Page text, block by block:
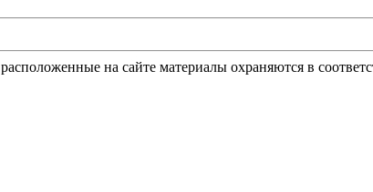
на сайте материалы охраняются в